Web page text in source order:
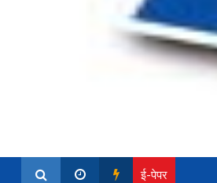
ई-पेपर